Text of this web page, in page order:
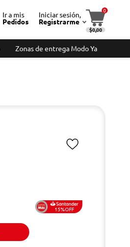
Ir a mis
Pedidos
Iniciar sesión,
Registrarme
0
$0,00
Zonas de entrega Modo Ya
15%OFF